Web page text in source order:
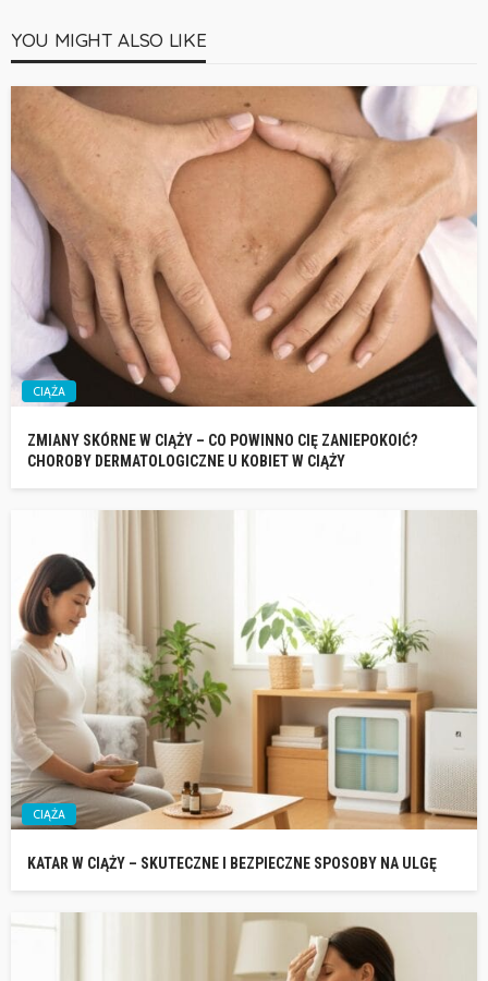
YOU MIGHT ALSO LIKE
CIĄŻA
ZMIANY SKÓRNE W CIĄŻY – CO POWINNO CIĘ ZANIEPOKOIĆ?
CHOROBY DERMATOLOGICZNE U KOBIET W CIĄŻY
CIĄŻA
KATAR W CIĄŻY – SKUTECZNE I BEZPIECZNE SPOSOBY NA ULGĘ